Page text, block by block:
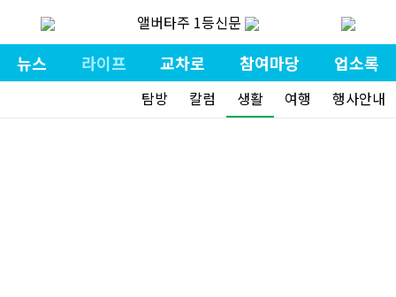
앨버타주 1등신문
뉴스 라이프 교차로 참여마당 업소록
탐방 칼럼 생활 여행 행사안내